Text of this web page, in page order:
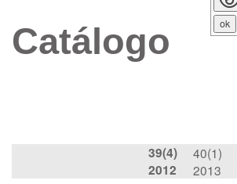
Catálogo
39(4)
2012
40(1)
2013